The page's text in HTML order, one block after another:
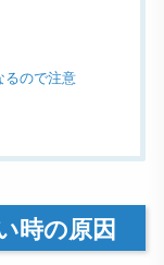
るので注意
時の原因